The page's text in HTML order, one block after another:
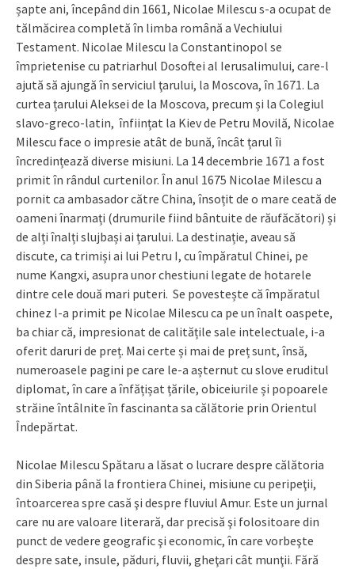
șapte ani, începând din 1661, Nicolae Milescu s-a ocupat de
tălmăcirea completă în limba română a Vechiului
Testament. Nicolae Milescu la Constantinopol se
împrietenise cu patriarhul Dosoftei al Ierusalimului, care-l
ajută să ajungă în serviciul ţarului, la Moscova, în 1671. La
curtea țarului Aleksei de la Moscova, precum și la Colegiul
slavo-greco-latin, înființat la Kiev de Petru Movilă, Nicolae
Milescu face o impresie atât de bună, încât țarul îi
încredințează diverse misiuni. La 14 decembrie 1671 a fost
primit în rândul curtenilor. În anul 1675 Nicolae Milescu a
pornit ca ambasador către China, însoțit de o mare ceată de
oameni înarmați (drumurile fiind bântuite de răufăcători) și
de alți înalți slujbași ai țarului. La destinație, aveau să
discute, ca trimiși ai lui Petru I, cu împăratul Chinei, pe
nume Kangxi, asupra unor chestiuni legate de hotarele
dintre cele două mari puteri. Se povestește că împăratul
chinez l-a primit pe Nicolae Milescu ca pe un înalt oaspete,
ba chiar că, impresionat de calitățile sale intelectuale, i-a
oferit daruri de preț. Mai certe și mai de preț sunt, însă,
numeroasele pagini pe care le-a așternut cu slove eruditul
diplomat, în care a înfățișat țările, obiceiurile și popoarele
străine întâlnite în fascinanta sa călătorie prin Orientul
Îndepărtat.
Nicolae Milescu Spătaru a lăsat o lucrare despre călătoria
din Siberia până la frontiera Chinei, misiune cu peripeţii,
întoarcerea spre casă şi despre fluviul Amur. Este un jurnal
care nu are valoare literară, dar precisă şi folositoare din
punct de vedere geografic şi economic, în care vorbeşte
despre sate, insule, păduri, fluvii, gheţari cât munţii. Fără